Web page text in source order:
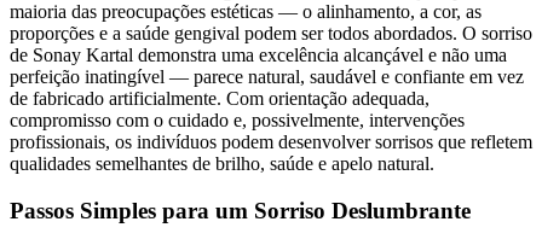
maioria das preocupações estéticas — o alinhamento, a cor, as
proporções e a saúde gengival podem ser todos abordados. O sorriso
de Sonay Kartal demonstra uma excelência alcançável e não uma
perfeição inatingível — parece natural, saudável e confiante em vez
de fabricado artificialmente. Com orientação adequada,
compromisso com o cuidado e, possivelmente, intervenções
profissionais, os indivíduos podem desenvolver sorrisos que refletem
qualidades semelhantes de brilho, saúde e apelo natural.
Passos Simples para um Sorriso Deslumbrante